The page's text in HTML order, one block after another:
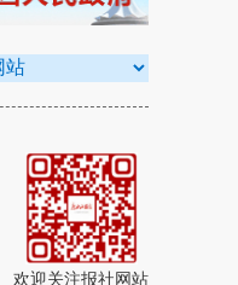
欢迎关注报社网站